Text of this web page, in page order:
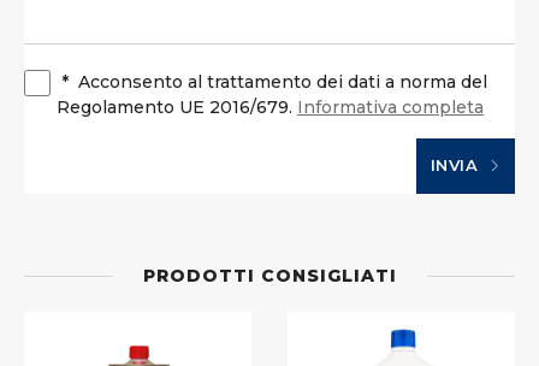
* Acconsento al trattamento dei dati a norma del
Regolamento UE 2016/679. Informativa completa
INVIA
PRODOTTI CONSIGLIATI